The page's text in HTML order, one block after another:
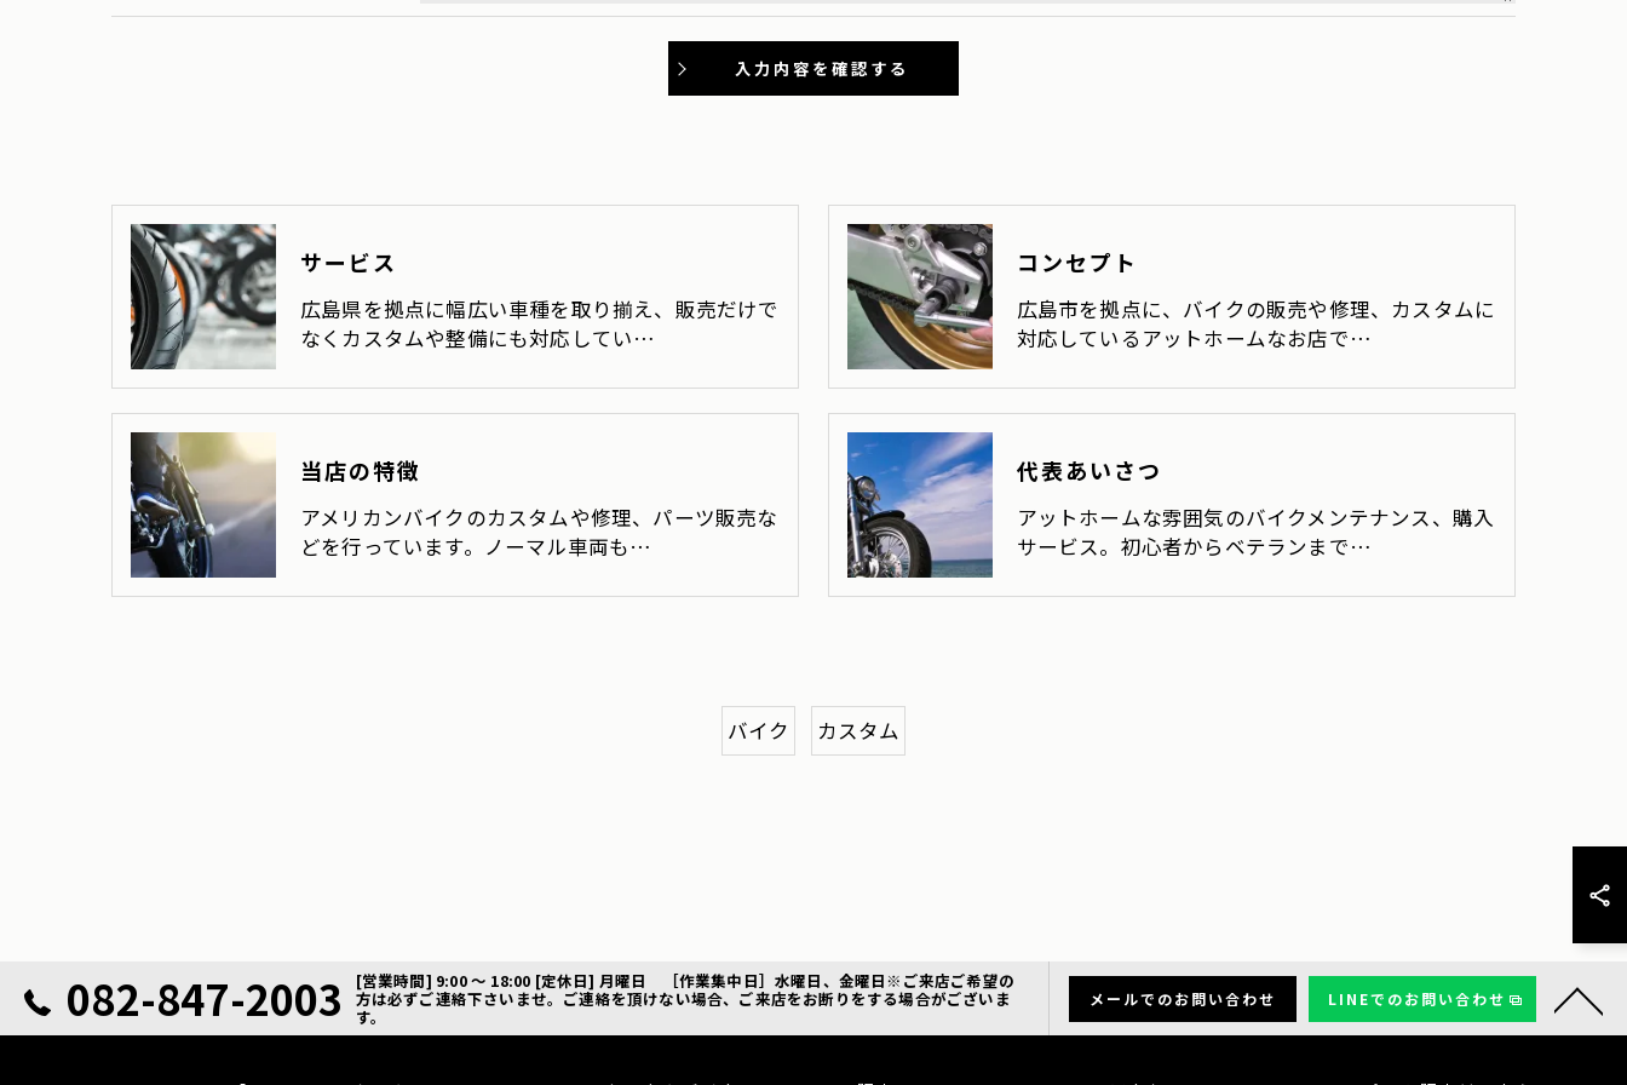
当社では、お客様の個人情報の開示･訂正･削除・利用停止の手続を定めさせて頂いております。
個人情報の開示･訂正･削除・利用停止の具体的手続きにつきましては、お電話でお問合せ下さい。
サービス
広島県を拠点に幅広い車種を取り揃え、販売だけで
なくカスタムや整備にも対応してい…
コンセプト
広島市を拠点に、バイクの販売や修理、カスタムに
対応しているアットホームなお店で…
当店の特徴
アメリカンバイクのカスタムや修理、パーツ販売な
どを行っています。ノーマル車両も…
代表あいさつ
アットホームな雰囲気のバイクメンテナンス、購入
サービス。初心者からベテランまで…
バイク カスタム
082-847-2003 [営業時間] 9:00 ～ 18:00 [定休日] 月曜日 ［作業集中日］水曜日、金曜日※ご来店ご希望の
方は必ずご連絡下さいませ。ご連絡を頂けない場合、ご来店をお断りをする場合がございま
す。
メールでのお問い合わせ LINEでのお問い合わせ